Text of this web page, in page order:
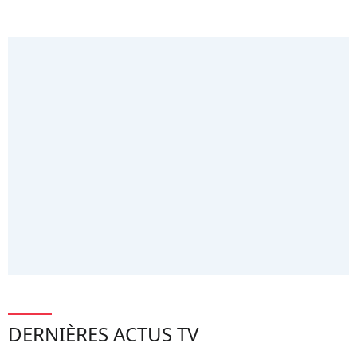
DERNIÈRES ACTUS TV